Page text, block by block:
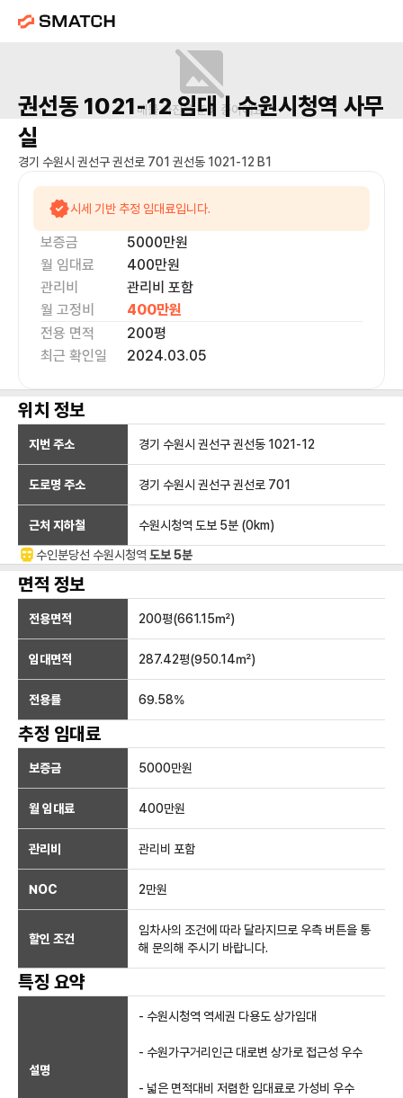
매물 사진을 준비 중이에요.
권선동 1021-12임대 | 수원시청역 사무
실
경기 수원시 권선구 권선로 701 권선동 1021-12 B1
시세 기반 추정 임대료입니다.
보증금 5000만원
월 임대료
400만원
관리비
관리비 포함
월 고정비
400만원
전용 면적
200평
최근 확인일
2024.03.05
위치 정보
지번 주소 경기 수원시 권선구 권선동 1021-12
도로명 주소 경기 수원시 권선구 권선로 701
근처 지하철 수원시청역 도보 5분 (0km)
수인분당선 수원시청역 도보 5분
면적 정보
전용면적 200평(661.15㎡)
임대면적 287.42평(950.14㎡)
전용률 69.58%
추정 임대료
보증금 5000만원
월 임대료 400만원
관리비 관리비 포함
NOC 2만원
할인 조건
임차사의 조건에 따라 달라지므로 우측 버튼을 통
해 문의해 주시기 바랍니다.
특징 요약
설명
- 수원시청역 역세권 다용도 상가임대
- 수원가구거리인근 대로변 상가로 접근성 우수
- 넓은 면적대비 저렴한 임대료로 가성비 우수